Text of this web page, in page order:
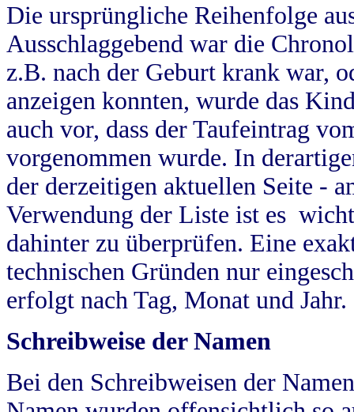
Die ursprüngliche Reihenfolge
Ausschlaggebend war die
z.B. nach der Geburt krank war,
anzeigen konnten, wurde das
auch vor, dass der Taufeintrag
vorgenommen wurde. In
der derzeitigen aktuellen Seite -
Verwendung der Liste ist es
dahinter zu überprüfen. Eine
technischen Gründen nur
erfolgt nach Tag, Monat und Jahr.
Schreibweise der Namen
Bei den Schreibweisen der